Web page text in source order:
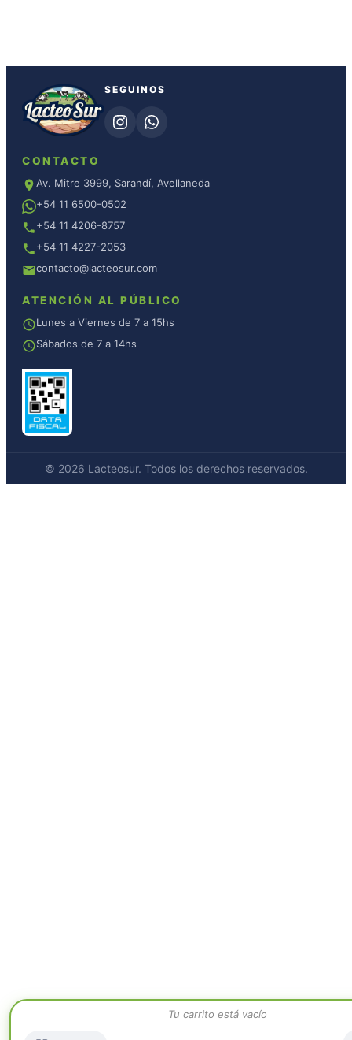
SEGUINOS
CONTACTO
Av. Mitre 3999, Sarandí, Avellaneda
+54 11 6500-0502
+54 11 4206-8757
+54 11 4227-2053
contacto@lacteosur.com
ATENCIÓN AL PÚBLICO
Lunes a Viernes de 7 a 15hs
Sábados de 7 a 14hs
© 2026 Lacteosur. Todos los derechos reservados.
Tu carrito está vacío